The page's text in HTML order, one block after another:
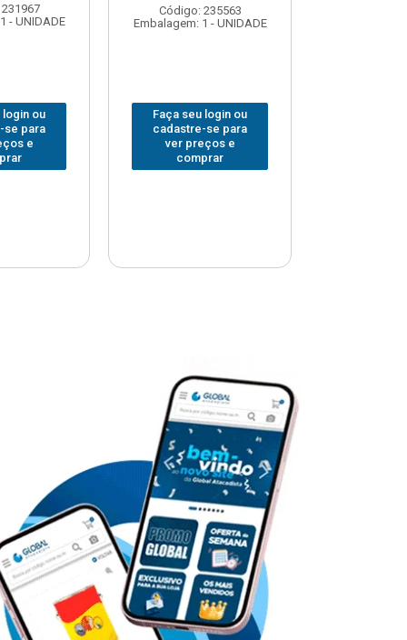
Código: 310379
1 - UNIDADE
Faça seu login ou
cadastre-se para
ver preços e
18BOLSOS 7559
Código: 312401
Faça seu login ou
cadastre-se para
ver preços e
comprar